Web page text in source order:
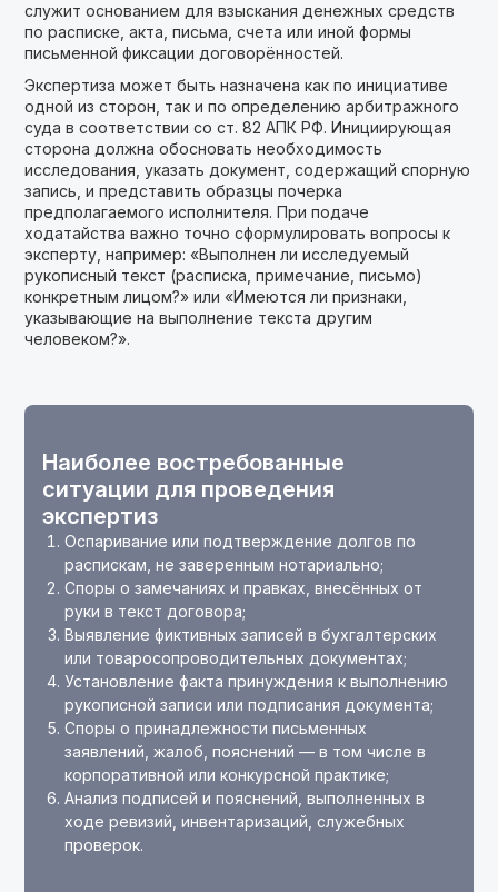
служит основанием для взыскания денежных средств
по расписке, акта, письма, счета или иной формы
письменной фиксации договорённостей.
Экспертиза может быть назначена как по инициативе
одной из сторон, так и по определению арбитражного
суда в соответствии со ст. 82 АПК РФ. Инициирующая
сторона должна обосновать необходимость
исследования, указать документ, содержащий спорную
запись, и представить образцы почерка
предполагаемого исполнителя. При подаче
ходатайства важно точно сформулировать вопросы к
эксперту, например: «Выполнен ли исследуемый
рукописный текст (расписка, примечание, письмо)
конкретным лицом?» или «Имеются ли признаки,
указывающие на выполнение текста другим
человеком?».
Наиболее востребованные
ситуации для проведения
экспертиз
Оспаривание или подтверждение долгов по
распискам, не заверенным нотариально;
Споры о замечаниях и правках, внесённых от
руки в текст договора;
Выявление фиктивных записей в бухгалтерских
или товаросопроводительных документах;
Установление факта принуждения к выполнению
рукописной записи или подписания документа;
Споры о принадлежности письменных
заявлений, жалоб, пояснений — в том числе в
корпоративной или конкурсной практике;
Анализ подписей и пояснений, выполненных в
ходе ревизий, инвентаризаций, служебных
проверок.